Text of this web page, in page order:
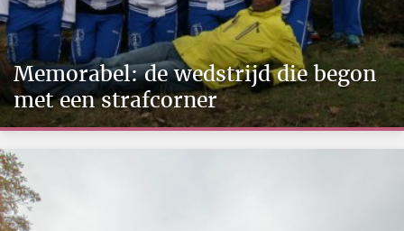
Memorabel: de wedstrijd die begon
met een strafcorner